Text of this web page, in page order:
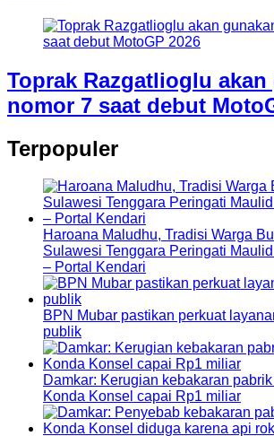
Toprak Razgatlioglu akan
nomor 7 saat debut
Terpopuler
Haroana Maludhu, Tradisi Warga
Sulawesi Tenggara Peringati
– Portal Kendari
BPN Mubar pastikan perkuat
publik
Damkar: Kerugian kebakaran
Konda Konsel capai Rp1 miliar